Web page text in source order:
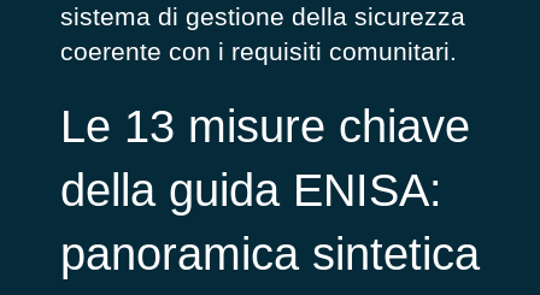
sistema di gestione della sicurezza
coerente con i requisiti comunitari.
Le 13 misure chiave
della guida ENISA:
panoramica sintetica